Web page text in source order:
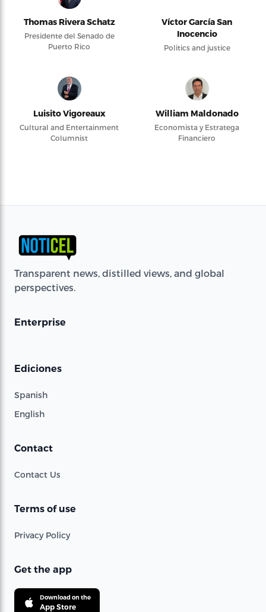
Thomas Rivera Schatz
Presidente del Senado de
Puerto Rico
Víctor García San
Inocencio
Politics and justice
Luisito Vigoreaux
Cultural and Entertainment
Columnist
William Maldonado
Economista y Estratega
Financiero
Transparent news, distilled views, and global
perspectives.
Enterprise
Ediciones
Spanish
English
Contact
Contact Us
Terms of use
Privacy Policy
Get the app
Download on the
App Store